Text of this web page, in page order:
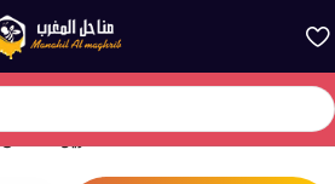
huiles Alimentaire - زيوت الأكل